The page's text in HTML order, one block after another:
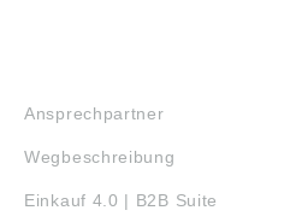
Ansprechpartner
Wegbeschreibung
Einkauf 4.0 | B2B Suite